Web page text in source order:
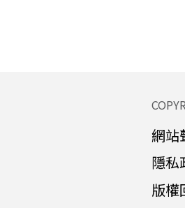
網站
隱私
版權